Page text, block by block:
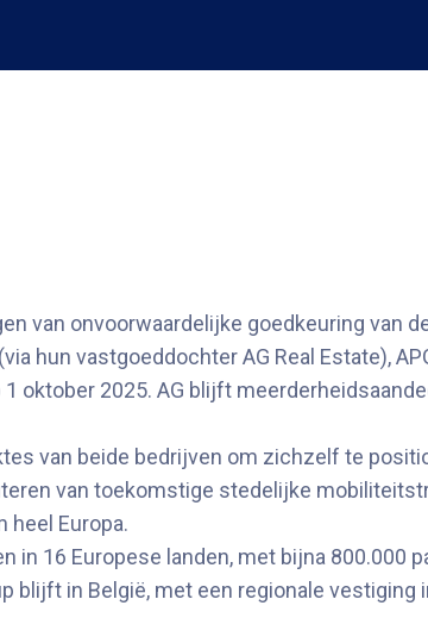
van onvoorwaardelijke goedkeuring van
hun vastgoeddochter AG Real Estate),
oktober 2025. AG blijft
van beide bedrijven om zichzelf te
van toekomstige stedelijke
heel Europa.
in 16 Europese landen, met bijna 800.000
blijft in België, met een regionale vestiging